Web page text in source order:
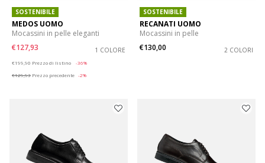
SOSTENIBILE
MEDOS UOMO
Mocassini in pelle eleganti
€127,93
1 COLORE
€199,90 Prezzo di listino
-36%
€129,93 Prezzo precedente -2%
SOSTENIBILE
RECANATI UOMO
Mocassini in pelle
€130,00
2 COLORI